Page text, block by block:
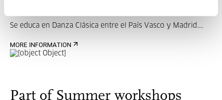
Se educa en Danza Clásica entre el País Vasco y Madrid....
MORE INFORMATION
Part of Summer workshops